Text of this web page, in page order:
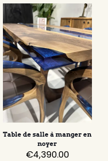
Table de salle à manger en
noyer
€4,390.00